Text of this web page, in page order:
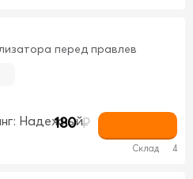
перед правлев
180 ₽
Склад 4